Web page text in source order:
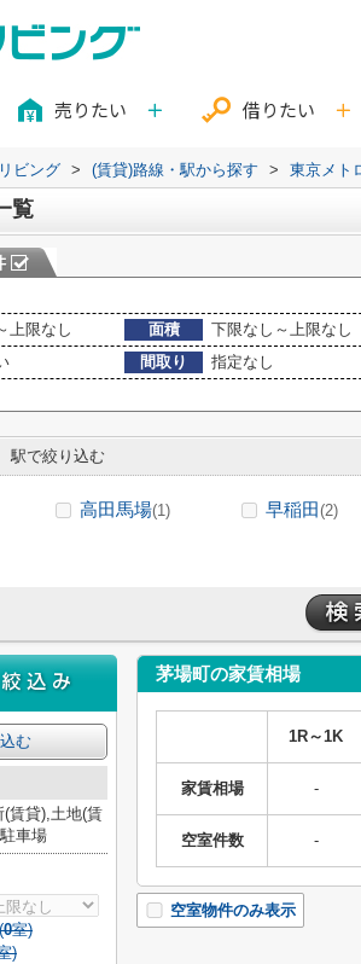
売りたい 借りたい
ビング > (賃貸)路線・駅から探す > 東京メト
覧
上限なし 面積 下限なし～上限なし
間取り
指定なし
駅で絞り込む
高田馬場(1) 早稲田(2)
茅場町の家賃相場
1R～1K
家賃相場 -
空室件数 -
空室物件のみ表示
む
賃貸),土地(賃
車場
0室)
)